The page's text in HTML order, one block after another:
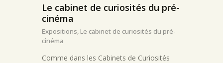
Le cabinet de curiosités du pré-
cinéma
Expositions,Le cabinet de curiosités du pré-
cinéma
Comme dans les Cabinets de Curiosités